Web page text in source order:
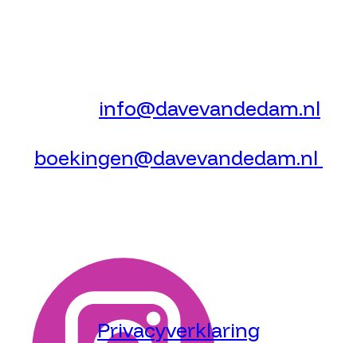
info@davevandedam.nl
boekingen@davevandedam.nl
Privacyverklaring